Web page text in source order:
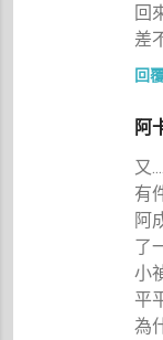
回
差
回
阿
又....
有
阿
了
小
平
為